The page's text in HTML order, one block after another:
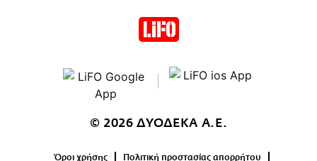
© 2026 ΔΥΟΔΕΚΑ Α.Ε.
Όροι χρήσης Πολιτική προστασίας απορρήτου